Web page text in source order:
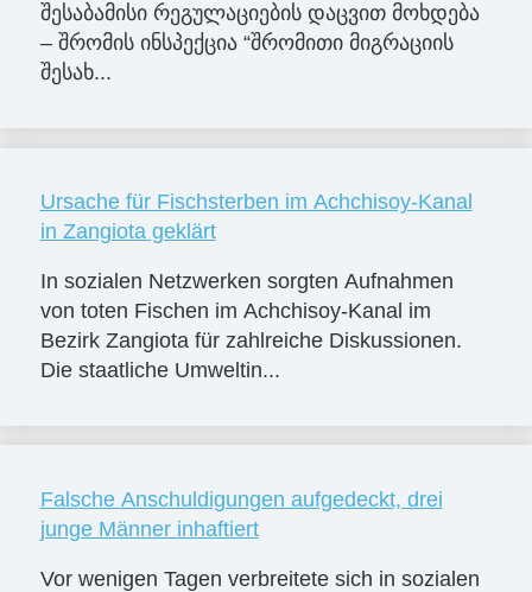
შესაბამისი რეგულაციების დაცვით მოხდება
– შრომის ინსპექცია “შრომითი მიგრაციის
შესახ...
Ursache für Fischsterben im Achchisoy-Kanal
in Zangiota geklärt
In sozialen Netzwerken sorgten Aufnahmen
von toten Fischen im Achchisoy-Kanal im
Bezirk Zangiota für zahlreiche Diskussionen.
Die staatliche Umweltin...
Falsche Anschuldigungen aufgedeckt, drei
junge Männer inhaftiert
Vor wenigen Tagen verbreitete sich in sozialen